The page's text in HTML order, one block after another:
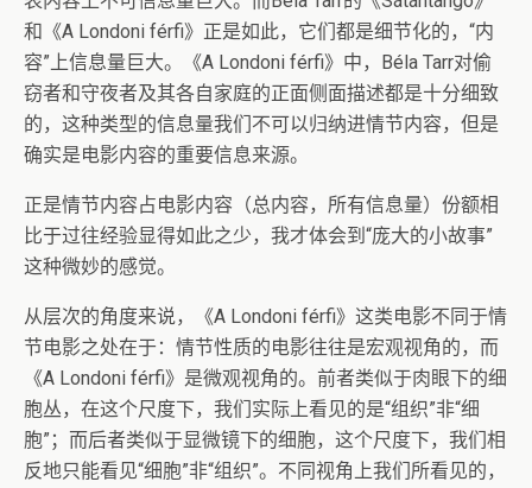
和《A Londoni férfi》正是如此，它们都是细节化的，“内
容”上信息量巨大。《A Londoni férfi》中，Béla Tarr对偷
窃者和守夜者及其各自家庭的正面侧面描述都是十分细致
的，这种类型的信息量我们不可以归纳进情节内容，但是
确实是电影内容的重要信息来源。
正是情节内容占电影内容（总内容，所有信息量）份额相
比于过往经验显得如此之少，我才体会到“庞大的小故事”
这种微妙的感觉。
从层次的角度来说，《A Londoni férfi》这类电影不同于情
节电影之处在于：情节性质的电影往往是宏观视角的，而
《A Londoni férfi》是微观视角的。前者类似于肉眼下的细
胞丛，在这个尺度下，我们实际上看见的是“组织”非“细
胞”；而后者类似于显微镜下的细胞，这个尺度下，我们相
反地只能看见“细胞”非“组织”。不同视角上我们所看见的，